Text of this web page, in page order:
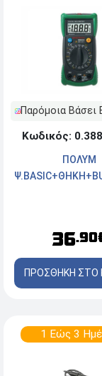
Παρόμοια Βάσει
Κωδικός:
ΠΟΛΥΜ
36
ΠΡΟΣΘΗΚΗ ΣΤΟ
1 Εώς 3